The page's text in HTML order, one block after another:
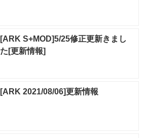
[ARK S+MOD]5/25修正更新きまし
た[更新情報]
[ARK 2021/08/06]更新情報